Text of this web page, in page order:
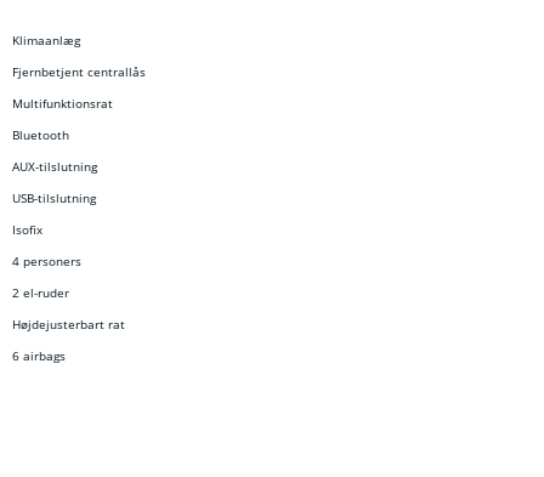
Klimaanlæg
Fjernbetjent centrallås
Multifunktionsrat
Bluetooth
AUX-tilslutning
USB-tilslutning
Isofix
4 personers
2 el-ruder
Højdejusterbart rat
6 airbags